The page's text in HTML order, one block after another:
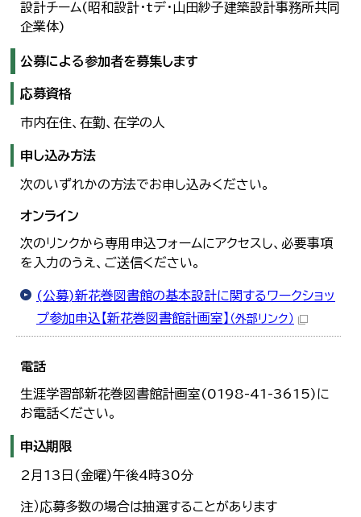
設計チーム(昭和設計・tデ・山田紗子建築設計事務所共同
企業体)
公募による参加者を募集します
応募資格
市内在住、在勤、在学の人
申し込み方法
次のいずれかの方法でお申し込みください。
オンライン
次のリンクから専用申込フォームにアクセスし、必要事項
を入力のうえ、ご送信ください。
(公募)新花巻図書館の基本設計に関するワークショッ
プ参加申込【新花巻図書館計画室】 （外部リンク）
電話
生涯学習部新花巻図書館計画室(0198-41-3615)に
お電話ください。
申込期限
2月13日(金曜)午後4時30分
注）応募多数の場合は抽選することがあります